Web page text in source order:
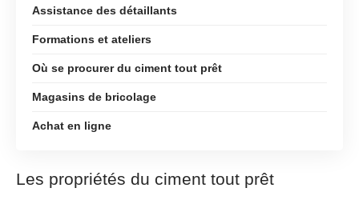
Assistance des détaillants
Formations et ateliers
Où se procurer du ciment tout prêt
Magasins de bricolage
Achat en ligne
Les propriétés du ciment tout prêt